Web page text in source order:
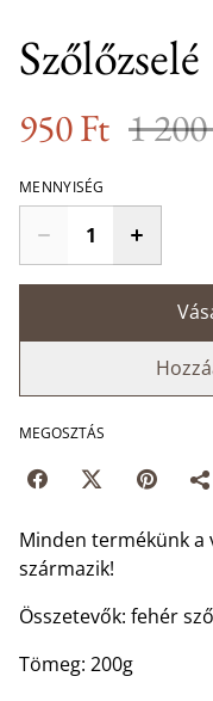
Szőlőzselé
950 Ft 1
MENNYISÉG
MEGOSZTÁS
Minden termékünk a
származik!
Összetevők: fehér
Tömeg: 200g